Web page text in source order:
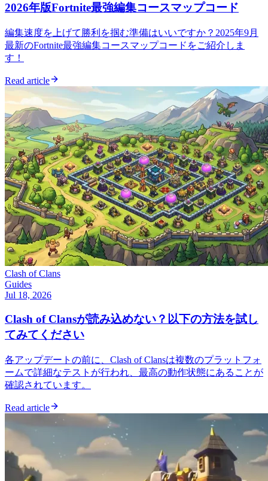
2026年版Fortnite最強編集コースマップコード
編集速度を上げて勝利を掴む準備はいいですか？2025年9月
最新のFortnite最強編集コースマップコードをご紹介しま
す！
Read article
Clash of Clans
Guides
Jul 18, 2026
Clash of Clansが読み込めない？以下の方法を試し
てみてください
各アップデートの前に、Clash of Clansは複数のプラットフォ
ームで詳細なテストが行われ、最高の動作状態にあることが
確認されています。
Read article